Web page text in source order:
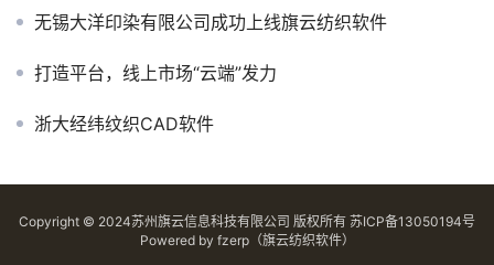
无锡大洋印染有限公司成功上线旗云纺织软件
打造平台，线上市场“云端”发力
浙大经纬纹织CAD软件
Copyright © 2024苏州旗云信息科技有限公司 版权所有 苏ICP备13050194号
Powered by fzerp（旗云纺织软件）